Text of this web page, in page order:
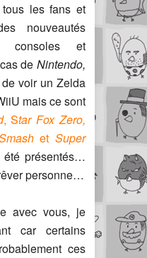
tous les fans et
nouveautés
consoles et
de Nintendo,
de voir un Zelda
mais ce sont
, Star Fox Zero,
et Super
présentés…
personne…
avec vous, je
car certains
ces